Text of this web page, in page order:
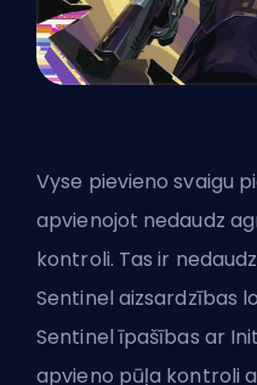
Vyse pievieno svaigu
apvienojot nedaudz
kontroli. Tas ir
Sentinel aizsardzības
Sentinel īpašības ar
apvieno pūļa kontroli